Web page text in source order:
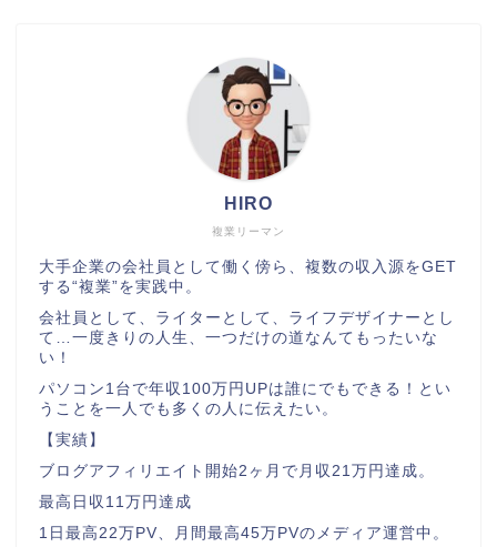
複業リーマン
HIRO
大手企業の会社員として働く傍ら、複数の収入源をGET
する“複業”を実践中。
会社員として、ライターとして、ライフデザイナーとし
て…一度きりの人生、一つだけの道なんてもったいな
い！
パソコン1台で年収100万円UPは誰にでもできる！とい
うことを一人でも多くの人に伝えたい。
【実績】
ブログアフィリエイト開始2ヶ月で月収21万円達成。
最高日収11万円達成
1日最高22万PV、月間最高45万PVのメディア運営中。